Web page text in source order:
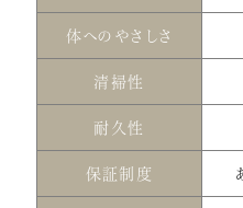
体へのやさしさ
清掃性
耐久性
保証制度